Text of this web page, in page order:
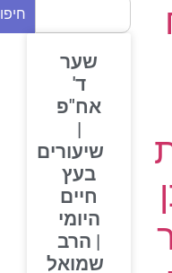
חיפוש
שער
אח"פ
שיעורים
בעץ
חיים
היומי
| הרב
שמואל